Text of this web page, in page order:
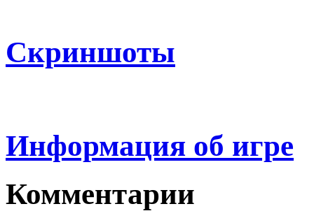
Скриншоты
Информация об игре
Комментарии